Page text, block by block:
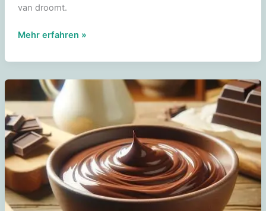
van droomt.
Chocolate
-
Antwerpen
Mehr erfahren »